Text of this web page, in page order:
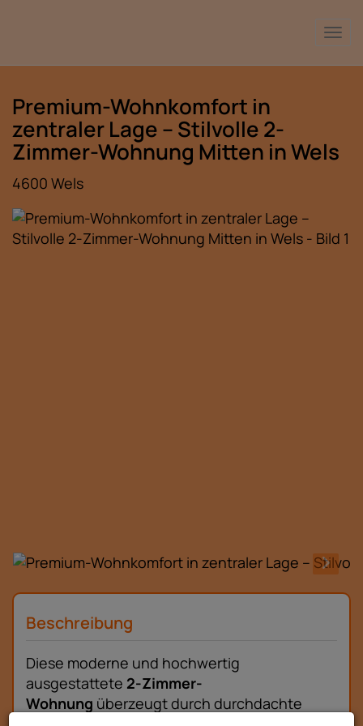
Premium-Wohnkomfort in
zentraler Lage – Stilvolle 2-
Zimmer-Wohnung Mitten in Wels
4600 Wels
Beschreibung
Diese moderne und hochwertig
ausgestattete 2-Zimmer-
Wohnung überzeugt durch durchdachte